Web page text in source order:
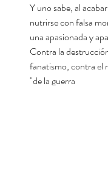
"Y uno sabe, al
nutrirse con falsa
una apasionada y
Contra la
fanatismo, contra el
de la guerra"